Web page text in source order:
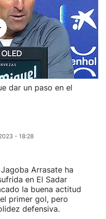
dar un paso en el
- 18:28
Arrasate ha
en El Sadar
la buena actitud
primer gol, pero
defensiva.